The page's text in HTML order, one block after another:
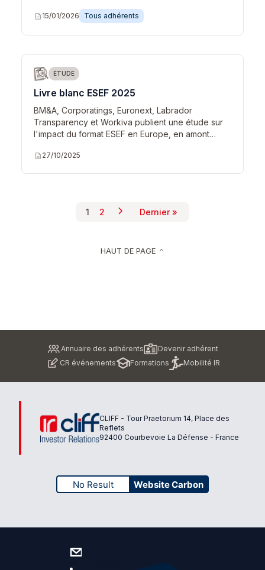
description 15/01/2026 Tous adhérents
ÉTUDE
Livre blanc ESEF 2025
BM&A, Corporatings, Euronext, Labrador
Transparency et Workiva publient une étude sur
l'impact du format ESEF en Europe, en amont…
description 27/10/2025
Pagination
Page courante
1
Page
2 Page suivante
chevron_right Dernière page
Dernier »
HAUT DE PAGE keyboard_arrow_up
Annuaire des adhérents
Devenir adhérent
CR événements
Formations Mobilité IR
CLIFF - Tour Praetorium 14, Place des
Reflets
92400 Courbevoie La Défense - France
No Result Website Carbon